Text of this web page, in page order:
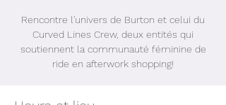
Rencontre l'univers de Burton et celui du
Curved Lines Crew, deux entités qui
soutiennent la communauté féminine de
ride en afterwork shopping!